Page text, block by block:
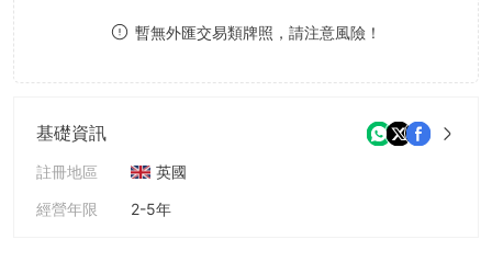
暫無外匯交易類牌照，請注意風險！
基礎資訊
註冊地區
英國
經營年限
2-5年